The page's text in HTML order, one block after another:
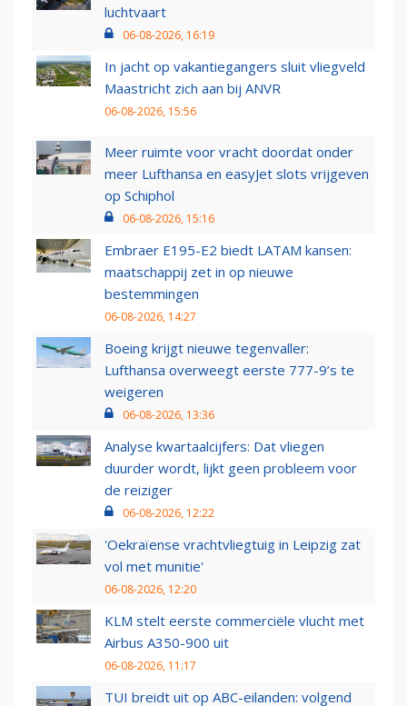
luchtvaart
06-08-2026, 16:19
In jacht op vakantiegangers sluit vliegveld
Maastricht zich aan bij ANVR
06-08-2026, 15:56
Meer ruimte voor vracht doordat onder
meer Lufthansa en easyJet slots vrijgeven
op Schiphol
06-08-2026, 15:16
Embraer E195-E2 biedt LATAM kansen:
maatschappij zet in op nieuwe
bestemmingen
06-08-2026, 14:27
Boeing krijgt nieuwe tegenvaller:
Lufthansa overweegt eerste 777-9’s te
weigeren
06-08-2026, 13:36
Analyse kwartaalcijfers: Dat vliegen
duurder wordt, lijkt geen probleem voor
de reiziger
06-08-2026, 12:22
'Oekraïense vrachtvliegtuig in Leipzig zat
vol met munitie'
06-08-2026, 12:20
KLM stelt eerste commerciële vlucht met
Airbus A350-900 uit
06-08-2026, 11:17
TUI breidt uit op ABC-eilanden: volgend